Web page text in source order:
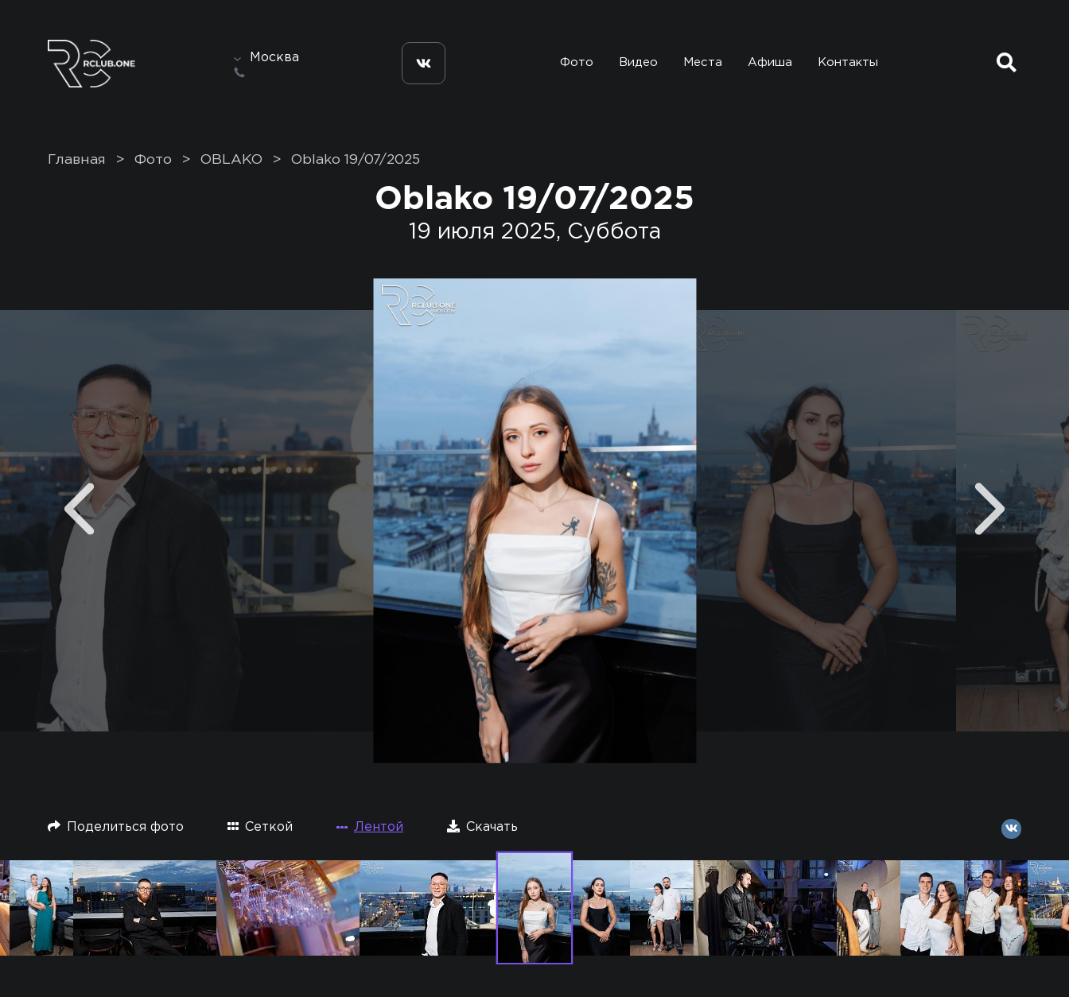
Москва Фото Видео Места Афиша Контакты
Главная > Фото > OBLAKO > Oblako 19/07/2025
Oblako 19/07/2025
19 июля 2025, Суббота
Поделиться фото Сеткой Лентой Скачать